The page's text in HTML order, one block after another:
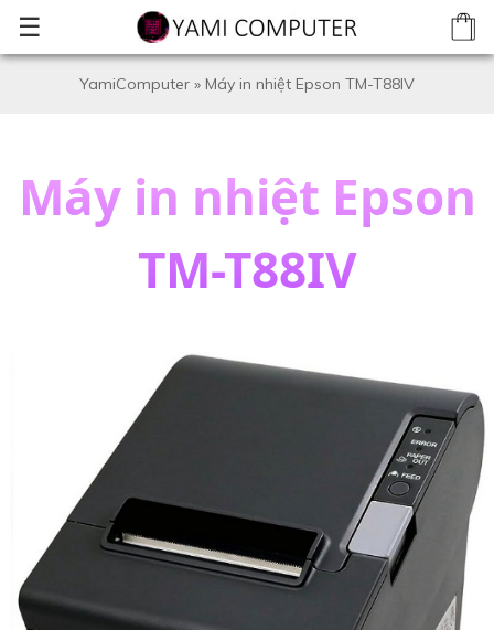
☰
YamiComputer » Máy in nhiệt Epson TM-T88IV
Máy in nhiệt Epson
TM-T88IV